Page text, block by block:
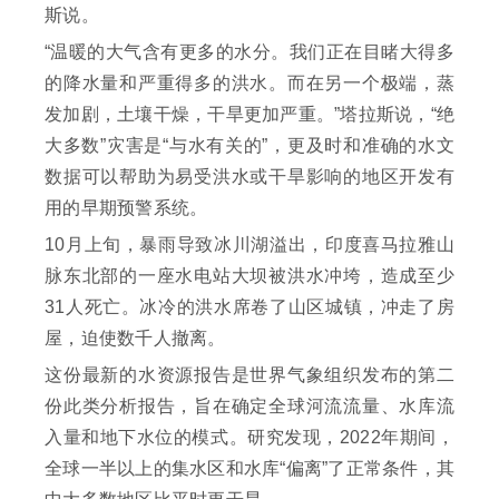
斯说。
“温暖的大气含有更多的水分。我们正在目睹大得多
的降水量和严重得多的洪水。而在另一个极端，蒸
发加剧，土壤干燥，干旱更加严重。”塔拉斯说，“绝
大多数”灾害是“与水有关的”，更及时和准确的水文
数据可以帮助为易受洪水或干旱影响的地区开发有
用的早期预警系统。
10月上旬，暴雨导致冰川湖溢出，印度喜马拉雅山
脉东北部的一座水电站大坝被洪水冲垮，造成至少
31人死亡。冰冷的洪水席卷了山区城镇，冲走了房
屋，迫使数千人撤离。
这份最新的水资源报告是世界气象组织发布的第二
份此类分析报告，旨在确定全球河流流量、水库流
入量和地下水位的模式。研究发现，2022年期间，
全球一半以上的集水区和水库“偏离”了正常条件，其